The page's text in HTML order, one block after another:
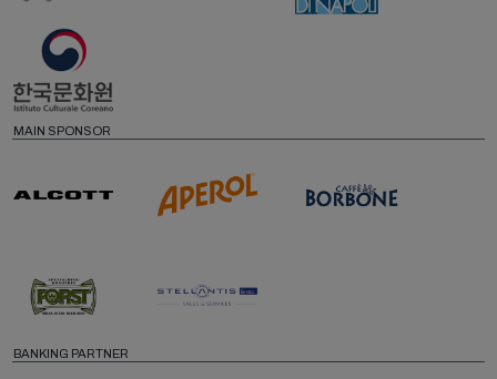
MAIN SPONSOR
BANKING PARTNER